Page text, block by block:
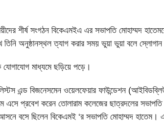
শীর্ষ সংগঠন বিকেএমইএ এর সভাপতি মোহাম্মদ
অনুষ্ঠানস্থল ত্যাগ করার সময় ভুয়া ভুয়া বলে স্লোগান
যোগাযোগ মাধ্যমে ছড়িয়ে পড়ে।
এন্ড বিজনেসমেন ওয়েলফেয়ার ফাউন্ডেশন
প্রবেশ করেন তোলারাম কলেজের ছাত্রদলের সভাপতি
বসে ছিলেন বিকেএমই ‘র সভাপতি মোহাম্মদ হাতেম।